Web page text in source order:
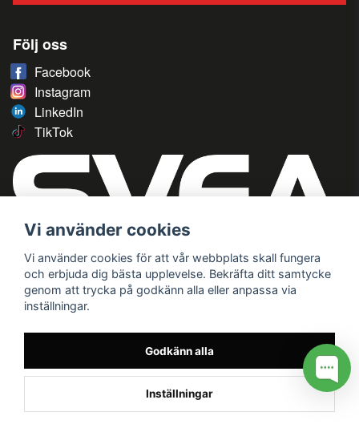
Följ oss
Facebook
Instagram
LinkedIn
TikTok
Vi använder cookies
Vi använder cookies för att vår webbplats skall fungera
och erbjuda dig bästa upplevelse. Bekräfta ditt samtycke
genom att trycka på godkänn alla eller anpassa via
inställningar.
Godkänn alla
Inställningar